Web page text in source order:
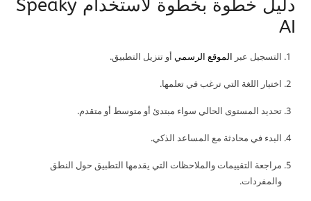
دليل خطوة بخطوة لاستخدام Speaky
AI
التسجيل عبر الموقع الرسميأو تنزيل التطبيق.
اختيار اللغة التي ترغب في تعلمها.
تحديد المستوى الحالي سواء مبتدئ أو متوسط أو متقدم.
البدء في محادثة مع المساعد الذكي.
مراجعة التقييمات والملاحظات التي يقدمها التطبيق حول النطق
والمفردات.